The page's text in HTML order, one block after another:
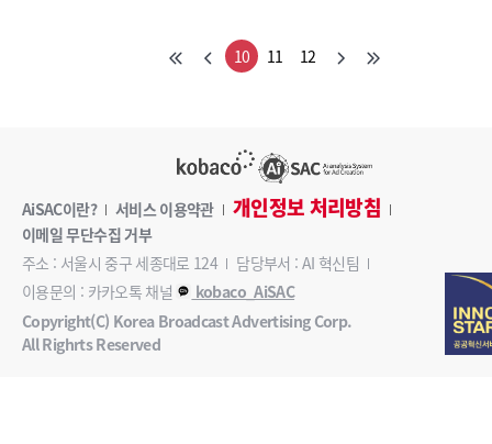
10 11 12
AiSAC이란? 서비스 이용약관 개인정보 처리방침
이메일 무단수집 거부
주소 : 서울시 중구 세종대로 124
담당부서 : AI 혁신팀
이용문의 : 카카오톡 채널
kobaco_AiSAC
Copyright(C) Korea Broadcast Advertising Corp.
All Righrts Reserved